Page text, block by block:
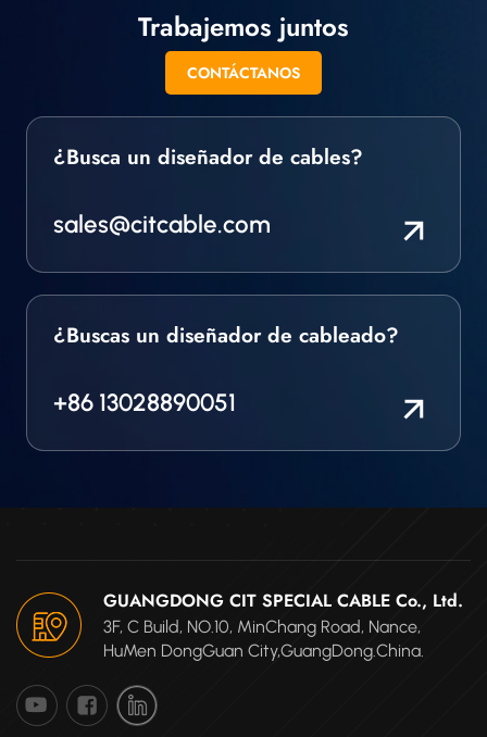
Trabajemos juntos
CONTÁCTANOS
¿Busca un diseñador de cables?
sales@citcable.com
¿Buscas un diseñador de cableado?
+86 13028890051
GUANGDONG CIT SPECIAL CABLE Co., Ltd.
3F, C Build, NO.10, MinChang Road, Nance,
HuMen DongGuan City,GuangDong.China.